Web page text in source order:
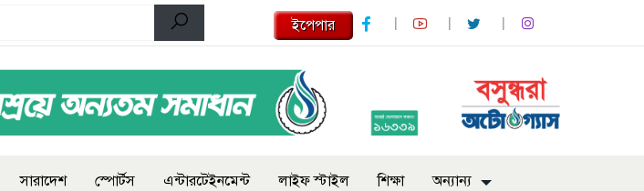
ইপেপার
সারাদেশ স্পোর্টস এন্টারটেইনমেন্ট লাইফ স্টাইল শিক্ষা অন্যান্য